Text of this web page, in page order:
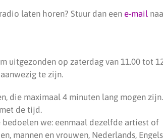
laten horen? Stuur dan een e-mail
op zaterdag van 11.00 tot
te zijn.
die maximaal 4 minuten lang mogen
de tijd.
we: eenmaal dezelfde artiest of
mannen en vrouwen, Nederlands,